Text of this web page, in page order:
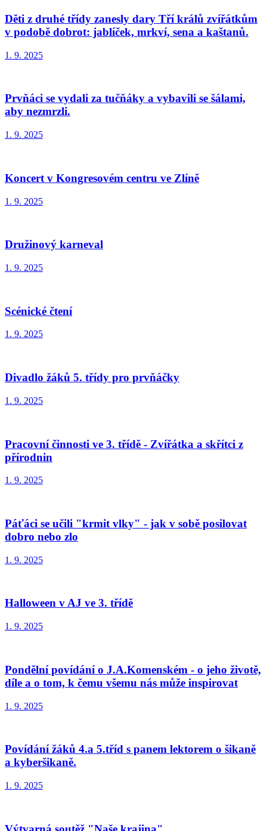
Děti z druhé třídy zanesly dary Tří králů zvířátkům
v podobě dobrot: jablíček, mrkví, sena a kaštanů.
1. 9. 2025
Prvňáci se vydali za tučňáky a vybavili se šálami,
aby nezmrzli.
1. 9. 2025
Koncert v Kongresovém centru ve Zlíně
1. 9. 2025
Družinový karneval
1. 9. 2025
Scénické čtení
1. 9. 2025
Divadlo žáků 5. třídy pro prvňáčky
1. 9. 2025
Pracovní činnosti ve 3. třídě - Zvířátka a skřítci z
přírodnin
1. 9. 2025
Páťáci se učili "krmit vlky" - jak v sobě posilovat
dobro nebo zlo
1. 9. 2025
Halloween v AJ ve 3. třídě
1. 9. 2025
Pondělní povídání o J.A.Komenském - o jeho životě,
díle a o tom, k čemu všemu nás může inspirovat
1. 9. 2025
Povídání žáků 4.a 5.tříd s panem lektorem o šikaně
a kyberšikaně.
1. 9. 2025